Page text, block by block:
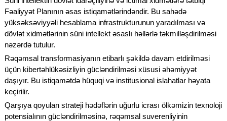
Fəaliyyət Planının əsas istiqamətlərindəndir. Bu sahədə
yüksəksəviyyəli hesablama infrastrukturunun yaradılması və
dövlət xidmətlərinin süni intellekt əsaslı həllərlə təkmilləşdirilməsi
nəzərdə tutulur.
Rəqəmsal transformasiyanın etibarlı şəkildə davam etdirilməsi
üçün kibertəhlükəsizliyin gücləndirilməsi xüsusi əhəmiyyət
daşıyır. Bu istiqamətdə hüquqi və institusional islahatlar həyata
keçirilir.
Qarşıya qoyulan strateji hədəflərin uğurlu icrası ölkəmizin texnoloji
potensialının gücləndirilməsinə, rəqəmsal suverenliyinin